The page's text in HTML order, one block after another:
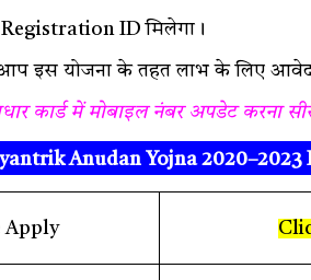
ID मिलेगा।
इस योजना के तहत लाभ के लिए
कार्ड में मोबाइल नंबर अपडेट करना
Anudan Yojna
Apply